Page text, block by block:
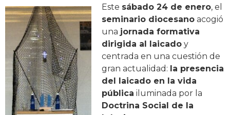
Este sábado 24 de enero, el
seminario diocesano acogió
una jornada formativa
dirigida al laicado y
centrada en una cuestión de
gran actualidad: la presencia
del laicado en la vida
pública iluminada por la
Doctrina Social de la